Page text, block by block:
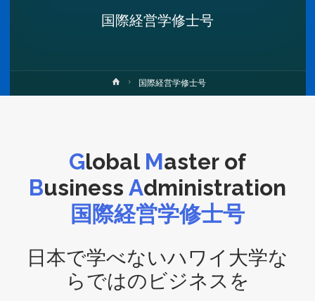
国際経営学修士号
ホ
ー
国際経営学修士号
Global Master of
Business Administration
国際経営学修士号
日本で学べないハワイ大学な
らではのビジネスを